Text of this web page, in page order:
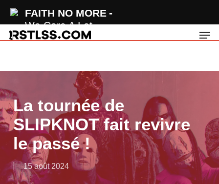
FAITH NO MORE
We Care A Lot
main
La tournée de
SLIPKNOT fait revivre
le passé !
15 août 2024